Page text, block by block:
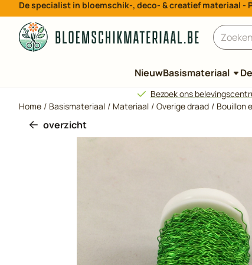
Cookievoorkeuren zijn beschikbaar. Kies instellingen of
De specialist in bloemschik-, deco- & creatief materiaal
Zoeken
NieuwBasismateriaal
Bezoek ons
Home / Basismateriaal / Materiaal / Overige draad / Bouillon
overzicht